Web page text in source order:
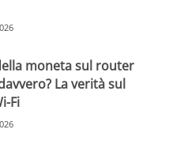
moneta sul router
La verità sul
Fi